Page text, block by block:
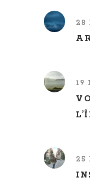
28
19
25